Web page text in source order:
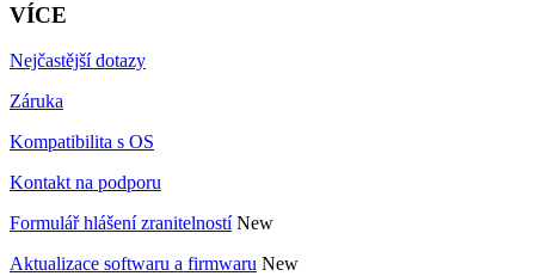
VÍCE
Nejčastější dotazy
Záruka
Kompatibilita s OS
Kontakt na podporu
Formulář hlášení zranitelností New
Aktualizace softwaru a firmwaru New